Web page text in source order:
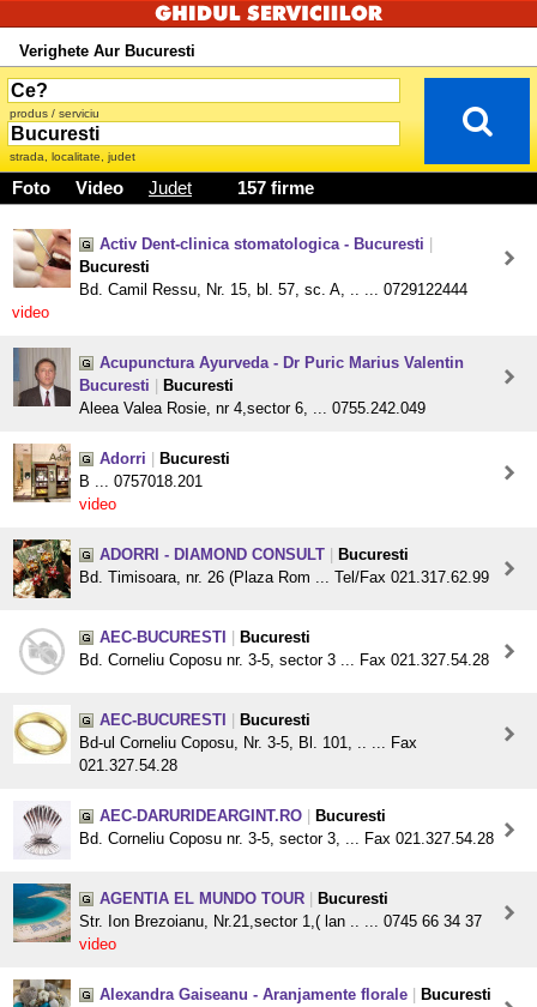
Verighete Aur Bucuresti
produs / serviciu
strada, localitate, judet
Foto Video Judet 157 firme
Activ Dent-clinica stomatologica - Bucuresti
Bucuresti
Bd. Camil Ressu, Nr. 15, bl. 57, sc. A, .. ... 0729122444
video
Acupunctura Ayurveda - Dr Puric Marius Valentin
Bucuresti
Bucuresti
Aleea Valea Rosie, nr 4,sector 6, ... 0755.242.049
Adorri
Bucuresti
B ... 0757018.201
video
ADORRI - DIAMOND CONSULT
Bucuresti
Bd. Timisoara, nr. 26 (Plaza Rom ... Tel/Fax 021.317.62.99
AEC-BUCURESTI
Bucuresti
Bd. Corneliu Coposu nr. 3-5, sector 3 ... Fax 021.327.54.28
AEC-BUCURESTI
Bucuresti
Bd-ul Corneliu Coposu, Nr. 3-5, Bl. 101, .. ... Fax
021.327.54.28
AEC-DARURIDEARGINT.RO
Bucuresti
Bd. Corneliu Coposu nr. 3-5, sector 3, ... Fax 021.327.54.28
AGENTIA EL MUNDO TOUR
Bucuresti
Str. Ion Brezoianu, Nr.21,sector 1,( lan .. ... 0745 66 34 37
video
Alexandra Gaiseanu - Aranjamente florale
Bucuresti